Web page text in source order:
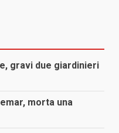
gravi due giardinieri
morta una